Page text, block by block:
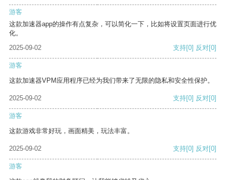
游客
这款加速器app的操作有点复杂，可以简化一下，比如将设置页面进行优
化。
2025-09-02
支持[0] 反对[0]
游客
这款加速器VPM应用程序已经为我们带来了无限的隐私和安全性保护。
2025-09-02 支持[0] 反对[0]
游客
这款游戏非常好玩，画面精美，玩法丰富。
2025-09-02 支持[0] 反对[0]
游客